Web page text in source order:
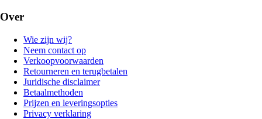
Over
Wie zijn wij?
Neem contact op
Verkoopvoorwaarden
Retourneren en terugbetalen
Juridische disclaimer
Betaalmethoden
Prijzen en leveringsopties
Privacy verklaring